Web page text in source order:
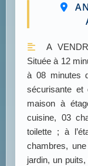
A
Située à 12
à 08 minutes
sécurisante et
maison à
cuisine, 03
toilette ; à
chambres,
jardin, un